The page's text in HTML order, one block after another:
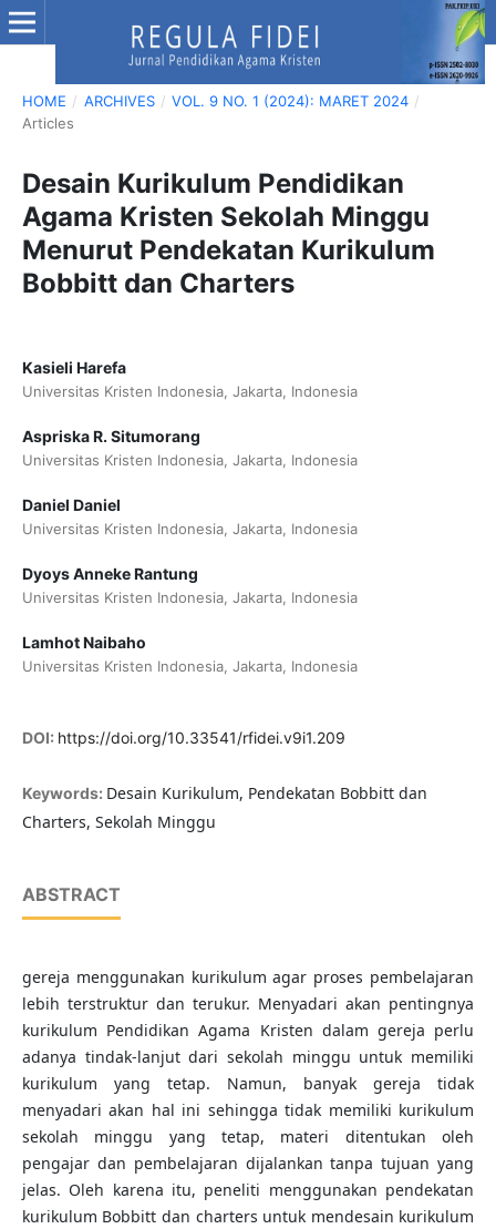
HOME / ARCHIVES / VOL. 9 NO. 1 (2024): MARET 2024 /
Articles
Desain Kurikulum Pendidikan
Agama Kristen Sekolah Minggu
Menurut Pendekatan Kurikulum
Bobbitt dan Charters
Kasieli Harefa
Universitas Kristen Indonesia, Jakarta, Indonesia
Aspriska R. Situmorang
Universitas Kristen Indonesia, Jakarta, Indonesia
Daniel Daniel
Universitas Kristen Indonesia, Jakarta, Indonesia
Dyoys Anneke Rantung
Universitas Kristen Indonesia, Jakarta, Indonesia
Lamhot Naibaho
Universitas Kristen Indonesia, Jakarta, Indonesia
DOI: https://doi.org/10.33541/rfidei.v9i1.209
Keywords: Desain Kurikulum, Pendekatan Bobbitt dan
Charters, Sekolah Minggu
ABSTRACT
gereja menggunakan kurikulum agar proses pembelajaran
lebih terstruktur dan terukur. Menyadari akan pentingnya
kurikulum Pendidikan Agama Kristen dalam gereja perlu
adanya tindak-lanjut dari sekolah minggu untuk memiliki
kurikulum yang tetap. Namun, banyak gereja tidak
menyadari akan hal ini sehingga tidak memiliki kurikulum
sekolah minggu yang tetap, materi ditentukan oleh
pengajar dan pembelajaran dijalankan tanpa tujuan yang
jelas. Oleh karena itu, peneliti menggunakan pendekatan
kurikulum Bobbitt dan charters untuk mendesain kurikulum